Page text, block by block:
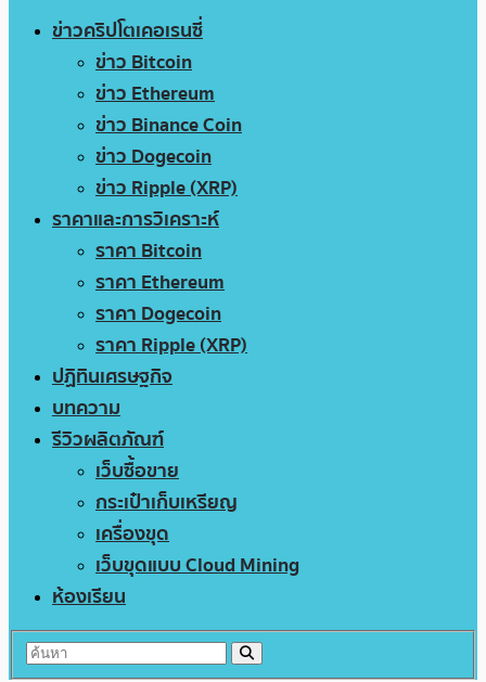
ข่าวคริปโตเคอเรนซี่
ข่าว Bitcoin
ข่าว Ethereum
ข่าว Binance Coin
ข่าว Dogecoin
ข่าว Ripple (XRP)
ราคาและการวิเคราะห์
ราคา Bitcoin
ราคา Ethereum
ราคา Dogecoin
ราคา Ripple (XRP)
ปฏิทินเศรษฐกิจ
บทความ
รีวิวผลิตภัณฑ์
เว็บซื้อขาย
กระเป๋าเก็บเหรียญ
เครื่องขุด
เว็บขุดแบบ Cloud Mining
ห้องเรียน